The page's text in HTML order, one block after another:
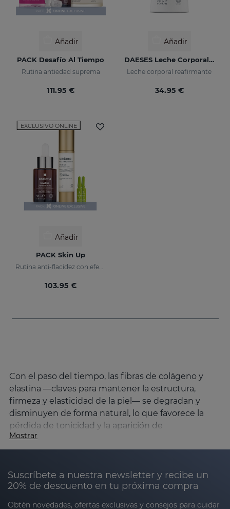
Añadir
PACK Desafío Al Tiempo
Rutina antiedad suprema
111.95 €
Añadir
DAESES Leche Corporal Reafirmante
Leche corporal reafirmante
34.95 €
EXCLUSIVO ONLINE
Añadir
PACK Skin Up
Rutina anti-flacidez con efecto tensor inmediato
103.95 €
Con el paso del tiempo, las fibras de colágeno y
elastina —claves para mantener la estructura,
firmeza y elasticidad de la piel— se degradan y
disminuyen de forma natural, lo que favorece la
pérdida de tonicidad y la aparición de
descolgamiento cutáneo, para combatirlo
Sesderma ha creado la línea DAESES.
Causas de la pérdida de firmeza en la piel y
cómo mejorarla
Mostrar
Suscríbete a nuestra newsletter y recibe un
20% de descuento en tu próxima compra
Obtén novedades, ofertas exclusivas y consejos para cuidar